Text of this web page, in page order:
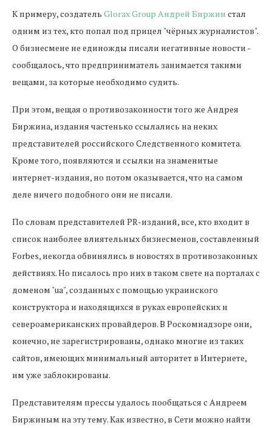
К примеру, создатель Glorax Group Андрей Биржин стал
одним из тех, кто попал под прицел "чёрных журналистов".
О бизнесмене не единожды писали негативные новости -
сообщалось, что предприниматель занимается такими
вещами, за которые необходимо судить.
При этом, вещая о противозаконности того же Андрея
Биржина, издания частенько ссылались на неких
представителей российского Следственного комитета.
Кроме того, появляются и ссылки на знаменитые
интернет-издания, но потом оказывается, что на самом
деле ничего подобного они не писали.
По словам представителей PR-изданий, все, кто входит в
список наиболее влиятельных бизнесменов, составленный
Forbes, некогда обвинялись в новостях в противозаконных
действиях. Но писалось про них в таком свете на порталах с
доменом "ua", созданных с помощью украинского
конструктора и находящихся в руках европейских и
североамериканских провайдеров. В Роскомнадзоре они,
конечно, не зарегистрированы, однако многие из таких
сайтов, имеющих минимальный авторитет в Интернете,
им уже заблокированы.
Представителям прессы удалось пообщаться с Андреем
Биржиным на эту тему. Как известно, в Сети можно найти